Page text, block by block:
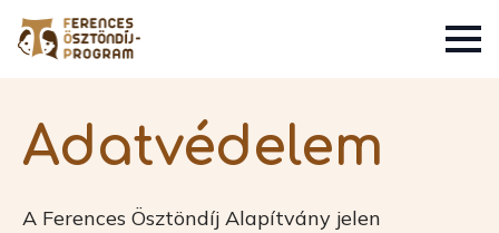
Adatvédelem
A Ferences Ösztöndíj Alapítvány jelen